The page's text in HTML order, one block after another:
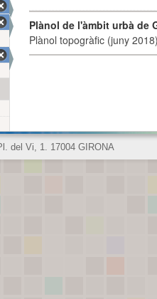
Plànol de l'àmbit urbà de
Plànol topogràfic (juny
del Vi, 1. 17004 GIRONA